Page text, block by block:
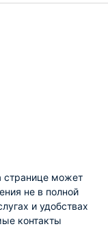
странице может
не в полной
и удобствах
контакты